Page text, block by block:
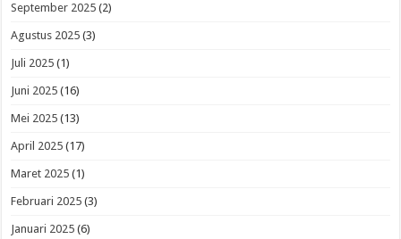
September 2025 (2)
Agustus 2025 (3)
Juli 2025 (1)
Juni 2025 (16)
Mei 2025 (13)
April 2025 (17)
Maret 2025 (1)
Februari 2025 (3)
Januari 2025 (6)